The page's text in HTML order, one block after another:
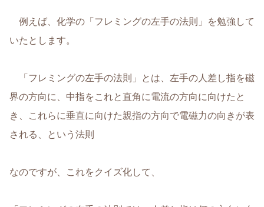
例えば、化学の「フレミングの左手の法則」を勉強して
いたとします。
「フレミングの左手の法則」とは、左手の人差し指を磁
界の方向に、中指をこれと直角に電流の方向に向けたと
き、これらに垂直に向けた親指の方向で電磁力の向きが表
される、という法則
なのですが、これをクイズ化して、